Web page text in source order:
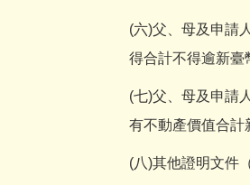
(六)父、母及申請
得合計不得逾新臺
(七)父、母及申請
有不動產價值合計
(八)其他證明文件